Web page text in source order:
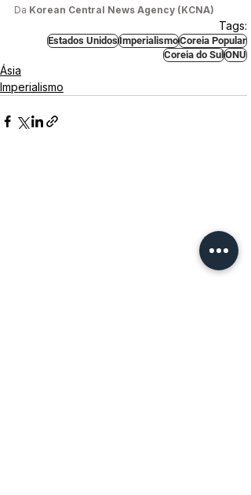
Da Korean Central News Agency (KCNA)
Tags:
Estados UnidosImperialismoCoreia Popular
Coreia do SulONU
Ásia
Imperialismo